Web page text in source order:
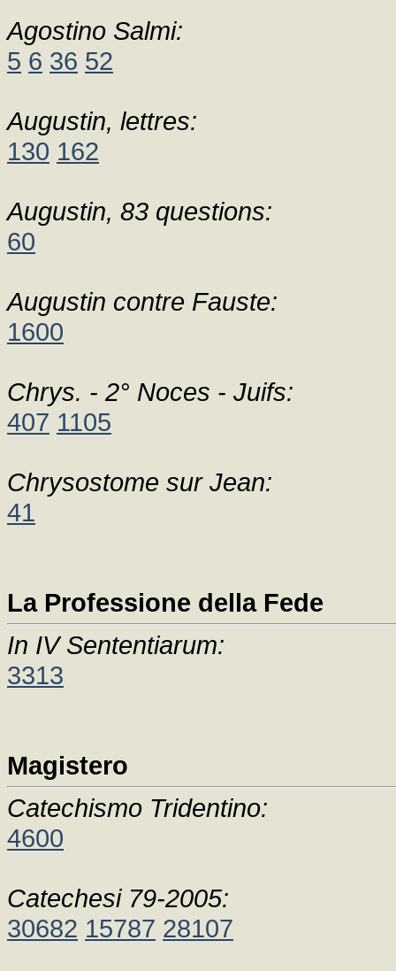
Agostino Salmi:
5 6 36 52
Augustin, lettres:
130 162
Augustin, 83 questions:
60
Augustin contre Fauste:
1600
Chrys. - 2° Noces - Juifs:
407 1105
Chrysostome sur Jean:
41
La Professione della Fede
In IV Sententiarum:
3313
Magistero
Catechismo Tridentino:
4600
Catechesi 79-2005:
30682 15787 28107